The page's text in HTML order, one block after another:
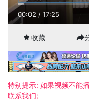
00:02 / 17:25
收藏
特别提示: 如果视频不能
联系我们;